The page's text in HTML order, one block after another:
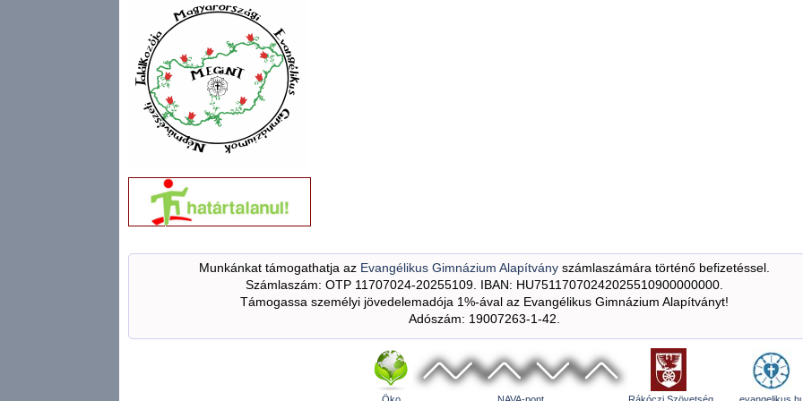
Munkánkat támogathatja az Evangélikus Gimnázium Alapítványszámlaszámára történő befizetéssel.
Számlaszám: OTP 11707024-20255109. IBAN: HU75117070242025510900000000.
Támogassa személyi jövedelemadója 1%-ával az Evangélikus Gimnázium Alapítványt!
Adószám: 19007263-1-42.